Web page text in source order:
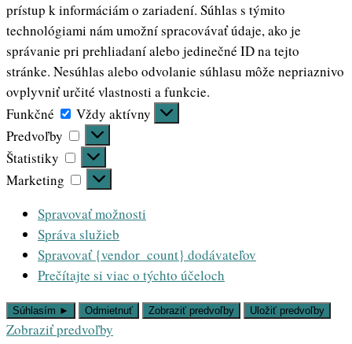
prístup k informáciám o zariadení. Súhlas s týmito
technológiami nám umožní spracovávať údaje, ako je
správanie pri prehliadaní alebo jedinečné ID na tejto
stránke. Nesúhlas alebo odvolanie súhlasu môže nepriaznivo
ovplyvniť určité vlastnosti a funkcie.
Funkčné
Funkčné
Vždy aktívny
Predvoľby
Predvoľby
Štatistiky
Štatistiky
Marketing
Marketing
Spravovať možnosti
Správa služieb
Spravovať {vendor_count} dodávateľov
Prečítajte si viac o týchto účeloch
Súhlasím ► Odmietnuť Zobraziť predvoľby Uložiť predvoľby
Zobraziť predvoľby